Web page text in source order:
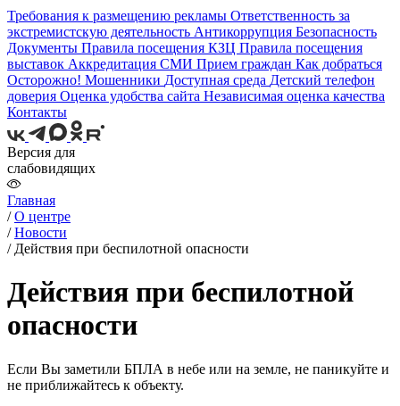
Требования к размещению рекламы Ответственность за
экстремистскую деятельность Антикоррупция Безопасность
Документы Правила посещения КЗЦ Правила посещения
выставок Аккредитация СМИ Прием граждан Как добраться
Осторожно! Мошенники Доступная среда Детский телефон
доверия Оценка удобства сайта Независимая оценка качества
Контакты
Версия для
слабовидящих
Главная
/О центре
/Новости
/ Действия при беспилотной опасности
Действия при беспилотной
опасности
Если Вы заметили БПЛА в небе или на земле, не паникуйте и
не приближайтесь к объекту.